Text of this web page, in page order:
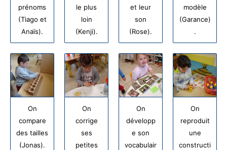
prénoms
(Tiago et
Anaïs).
le plus
loin
(Kenji).
et leur
son
(Rose).
modèle
(Garance)
.
On
compare
des tailles
(Jonas).
On
corrige
ses
petites
On
développ
e son
vocabulair
On
reproduit
une
constructi